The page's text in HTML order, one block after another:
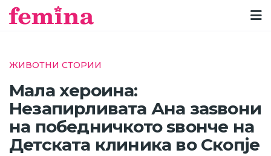
ЖИВОТНИ СТОРИИ
Мала хероина:
Незапирливата Ана заѕвони
на победничкото ѕвонче на
Детската клиника во Скопје